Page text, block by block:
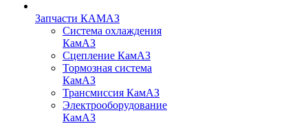
Запчасти КАМАЗ
Система охлаждения
КамАЗ
Сцепление КамАЗ
Тормозная система
КамАЗ
Трансмиссия КамАЗ
Электрооборудование
КамАЗ